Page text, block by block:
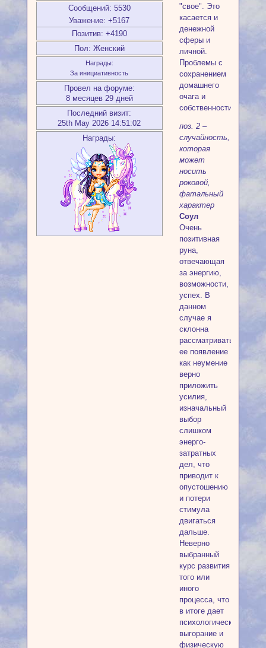
Сообщений: 5530
Уважение: +5167
Позитив: +4190
Пол: Женский
Награды:
За инициативность
Провел на форуме:
8 месяцев 29 дней
Последний визит:
25th May 2026 14:51:02
Награды:
"свое". Это
касается и
денежной
сферы и
личной.
Проблемы с
сохранением
домашнего
очага и
собственности.
поз. 2 –
случайность,
которая
может
носить
роковой,
фатальный
характер
Соул
Очень
позитивная
руна,
отвечающая
за энергию,
возможности,
успех. В
данном
случае я
склонна
рассматривать
ее появление
как неумение
верно
приложить
усилия,
изначальный
выбор
слишком
энерго-
затратных
дел, что
приводит к
опустошению
и потери
стимула
двигаться
дальше.
Неверно
выбранный
курс развития
того или
иного
процесса, что
в итоге дает
психологическое
выгорание и
физическую